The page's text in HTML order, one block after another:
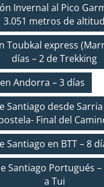
Invernal al Pico
3.051 metros de altitud
Toubkal express
días – 2 de Trekking
Andorra – 3 días
Santiago desde
Final del
Santiago en BTT – 8
Santiago Portugués
a Tui